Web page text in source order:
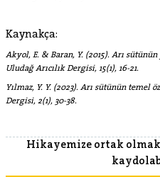
Kaynakça:
Akyol, E. & Baran, Y. (2015). Arı
Uludağ Arıcılık Dergisi, 15(1), 16-21.
Yılmaz, Y. Y. (2023). Arı sütünün temel
Dergisi, 2(1), 30-38.
Hikayemize ortak